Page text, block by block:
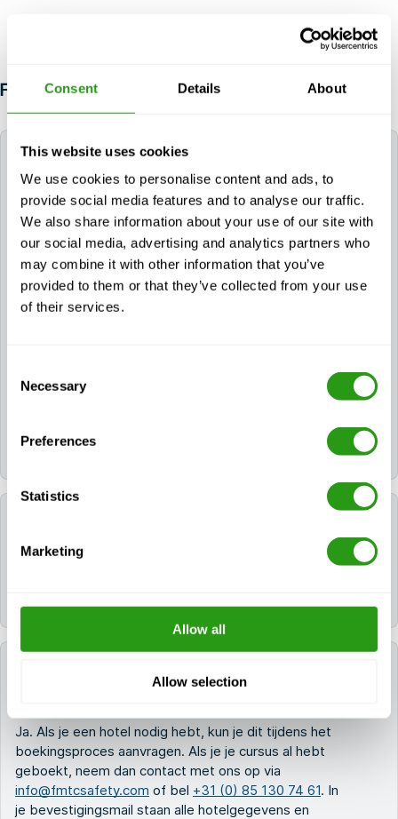
Consent Details About
This website uses cookies
We use cookies to personalise content and ads, to
provide social media features and to analyse our traffic.
We also share information about your use of our site with
our social media, advertising and analytics partners who
may combine it with other information that you’ve
provided to them or that they’ve collected from your use
of their services.
Selection
Necessary
Preferences
Statistics
Marketing
Allow all
Allow selection
FAQ
Wat is het venster om deel te nemen aan een
GWO herhalingscursus?
Omde oorspronkelijke certificeringsdatum te
behouden, kan eenkan een certificaat of
trainingsrecord tot twee maanden voor de
vervaldatum worden verlengd. Het is nog steeds
mogelijk om deel te nemen aan een herhaling buiten
de twee maanden van de vervaldatum. In dat geval
de vervaldatum op het huidige certificaat of
automatisch berekend in WINDA door de
de praktijk begint.
Ja. Als je een hotel nodig hebt, kun je dit tijdens het
boekingsproces aanvragen. Als je je cursus al hebt
geboekt, neem dan contact met ons op via
info@fmtcsafety.com of bel +31 (0) 85 130 74 61. In
je bevestigingsmail staan alle hotelgegevens en